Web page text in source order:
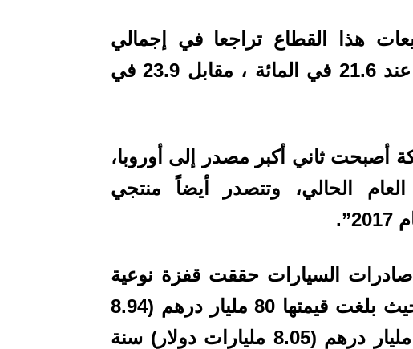
هذا القطاع تراجعا في إجمالي
الصادرات ب2.3 نقطة، مستقرا عند 21.6 في المائة ، مقابل 23.9 في
أصبحت ثاني أكبر مصدر إلى أوروبا،
الحالي، وتتصدر أيضاً منتجي
السيارات حققت قفزة نوعية
خلال السنوات القليلة الماضية، حيث بلغت قيمتها 80 مليار درهم (8.94
مليارات دولار) سنة 2019 و 72 مليار درهم (8.05 مليارات دولار) سنة